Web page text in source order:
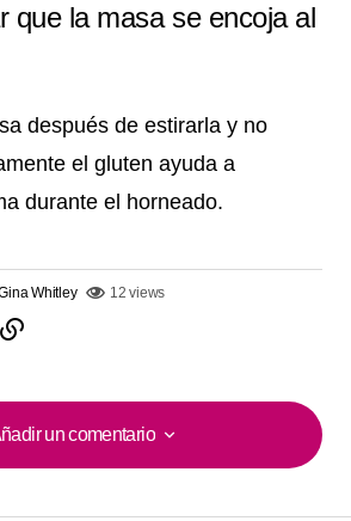
que la masa se encoja al
después de estirarla y no
el gluten ayuda a
durante el horneado.
Whitley 12 views
un comentario
un comentario